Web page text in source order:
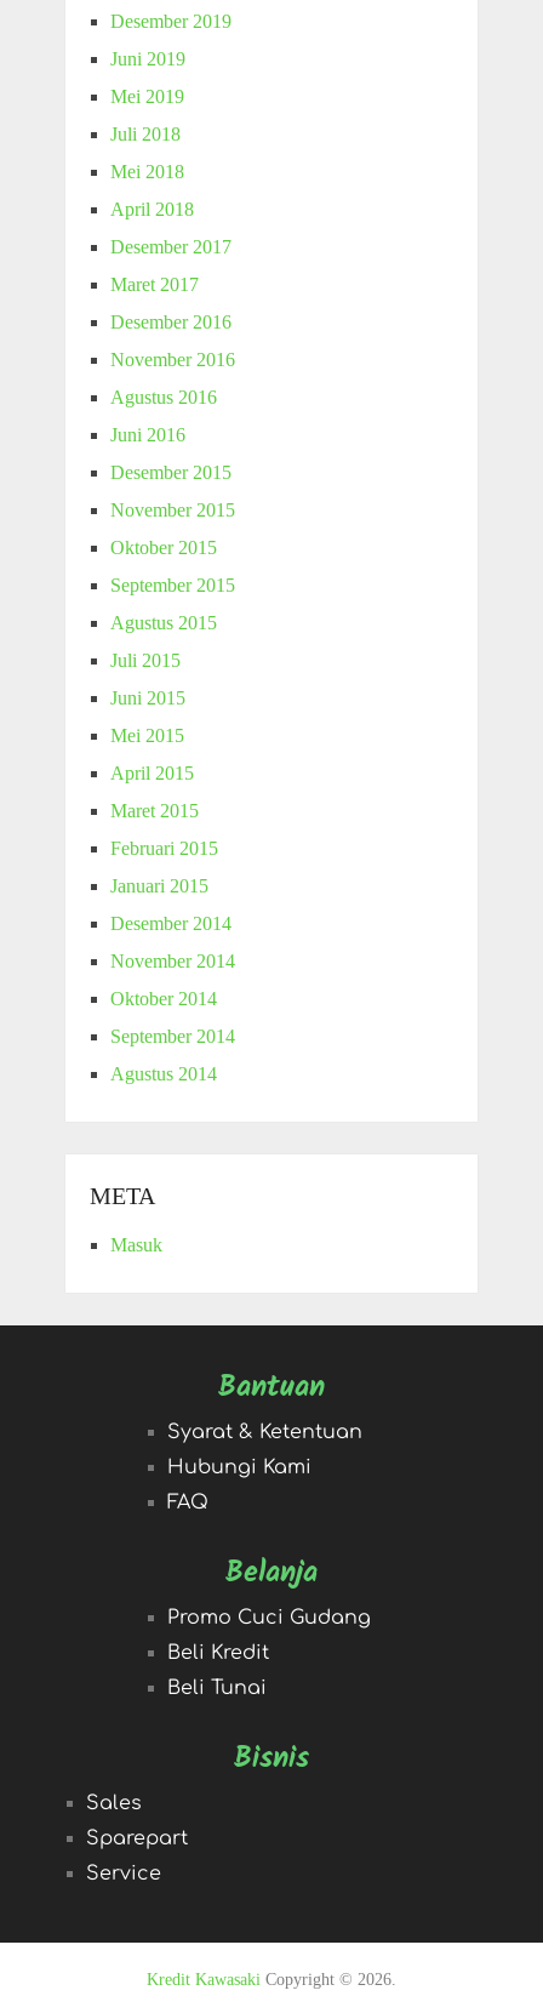
Desember 2019
Juni 2019
Mei 2019
Juli 2018
Mei 2018
April 2018
Desember 2017
Maret 2017
Desember 2016
November 2016
Agustus 2016
Juni 2016
Desember 2015
November 2015
Oktober 2015
September 2015
Agustus 2015
Juli 2015
Juni 2015
Mei 2015
April 2015
Maret 2015
Februari 2015
Januari 2015
Desember 2014
November 2014
Oktober 2014
September 2014
Agustus 2014
META
Masuk
Bantuan
Syarat & Ketentuan
Hubungi Kami
FAQ
Belanja
Promo Cuci Gudang
Beli Kredit
Beli Tunai
Bisnis
Sales
Sparepart
Service
Kredit Kawasaki Copyright © 2026.